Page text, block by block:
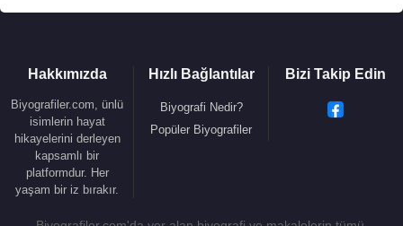
Hakkımızda
Biyografiler.com, ünlü
isimlerin hayat
hikayelerini derleyen
kapsamlı bir
platformdur. Her
yaşam bir iz bırakır.
Hızlı Bağlantılar
Biyografi Nedir?
Popüler Biyografiler
Bizi Takip Edin